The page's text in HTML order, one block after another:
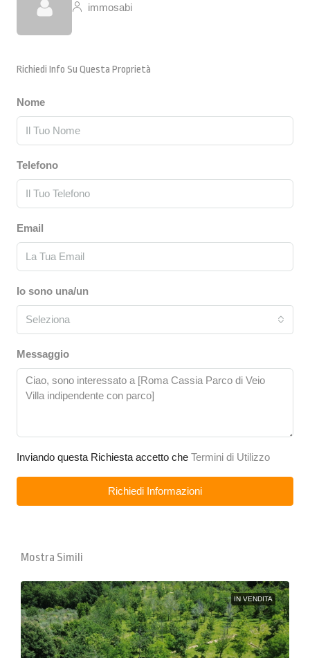
immosabi
Richiedi Info Su Questa Proprietà
Nome
Telefono
Email
Io sono una/un
Seleziona
Messaggio
Inviando questa Richiesta accetto che Termini di Utilizzo
Richiedi Informazioni
Mostra Simili
IN VENDITA